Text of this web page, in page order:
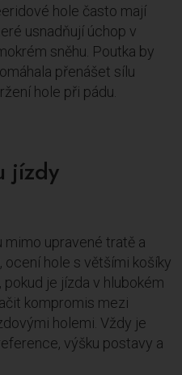
hole často mají
usnadňují úchop v
sněhu. Poutka by
přenášet sílu
hole při pádu.
jízdy
mimo upravené tratě a
ocení hole s většími košíky
pokud je jízda v hlubokém
kompromis mezi
holemi. Vždy je
výšku postavy a